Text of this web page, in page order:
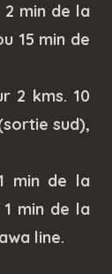
2 min de la
15 min de
2 kms. 10
sud),
min de la
min de la
line.